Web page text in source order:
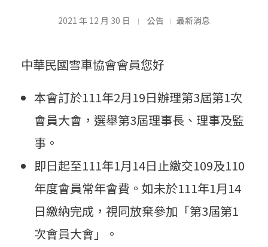
雪
車
協
會
會
2021 年 12 月 30 日 公告 最新消息
中華民國雪車協會會員您好
本會訂於111年2月19日辦理第3屆第1次
會員大會，選舉第3屆理事長、理事及監
事。
即日起至111年1月14日止繳交109及110
年度會員常年會費。如未於111年1月14
日繳納完成，視同放棄參加「第3屆第1
次會員大會」。